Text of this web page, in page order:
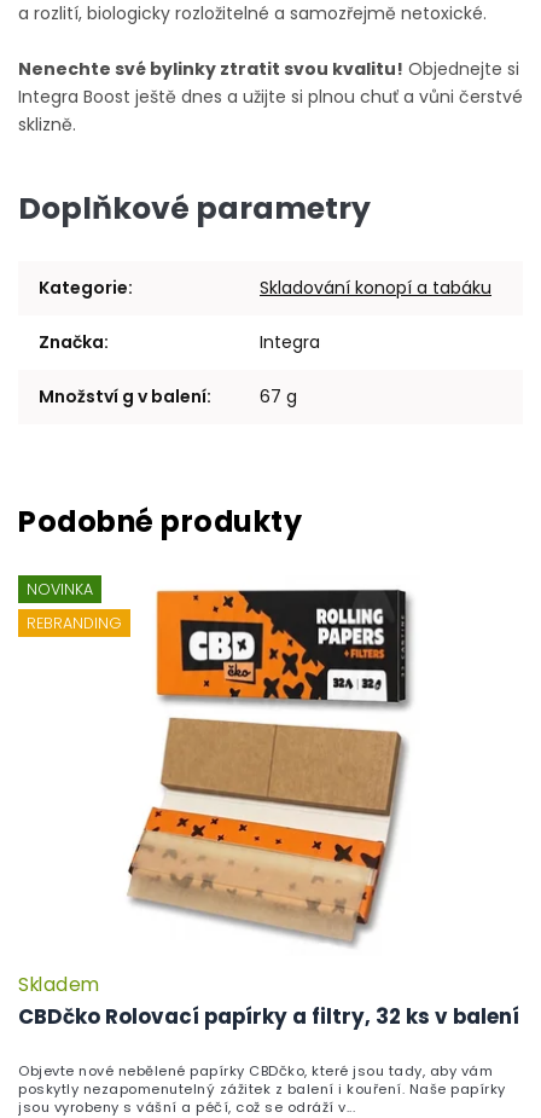
a rozlití, biologicky rozložitelné a samozřejmě netoxické.
Nenechte své bylinky ztratit svou kvalitu! Objednejte si
Integra Boost ještě dnes a užijte si plnou chuť a vůni čerstvé
sklizně.
Doplňkové parametry
Kategorie: Skladování konopí a tabáku
Značka: Integra
Množství g v balení: 67 g
NOVINKA
REBRANDING
CBDčko Rolovací papírky a filtry, 32 ks v balení
Skladem
Objevte nové nebělené papírky CBDčko, které jsou tady, aby vám
poskytly nezapomenutelný zážitek z balení i kouření. Naše papírky
jsou vyrobeny s vášní a péčí, což se odráží v...